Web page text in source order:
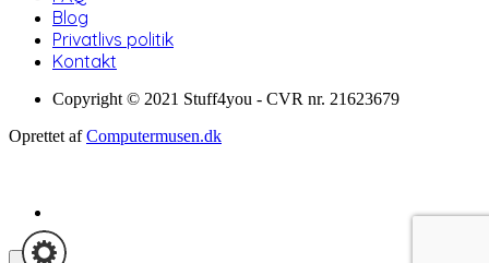
Blog
Privatlivs politik
Kontakt
Copyright © 2021 Stuff4you - CVR nr. 21623679
Oprettet afComputermusen.dk